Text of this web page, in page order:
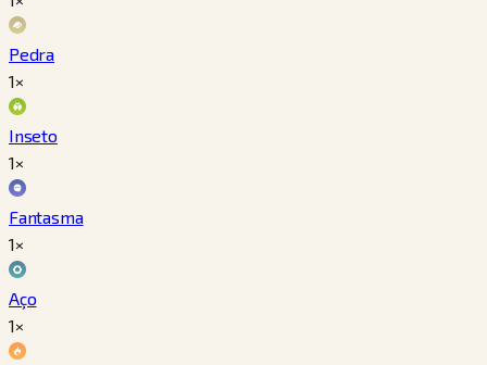
Pedra
1×
Inseto
1×
Fantasma
1×
Aço
1×